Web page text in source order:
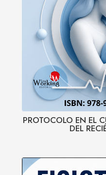
PROTOCOLO EN EL
DEL